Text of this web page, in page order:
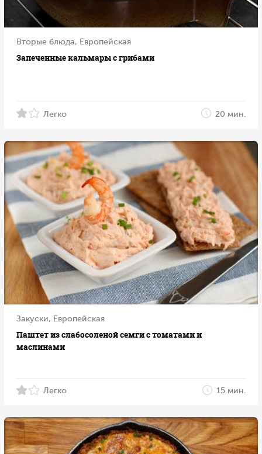
Вторые блюда, Европейская
Запеченные кальмары с грибами
Легко 20 мин.
Закуски, Европейская
Паштет из слабосоленой семги с томатами и
маслинами
Легко 15 мин.